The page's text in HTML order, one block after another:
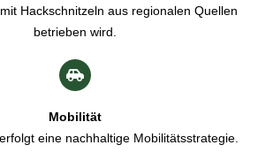
Hackschnitzeln aus regionalen Quellen
betrieben wird.
Mobilität
eine nachhaltige Mobilitätsstrategie.